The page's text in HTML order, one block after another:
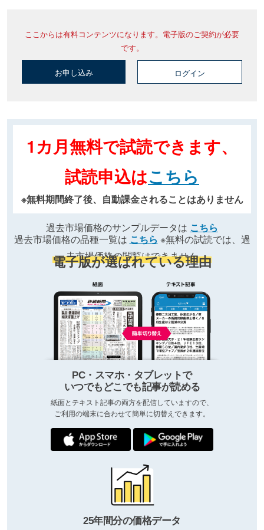
ここからは有料コンテンツになります。電子版のご契約が必要
です。
お申し込み ログイン
1カ月無料で試読できます、
試読申込はこちら
※無料期間終了後、自動課金されることはありません
過去市場価格のサンプルデータは こちら
過去市場価格の品種一覧は こちら ※無料の試読では、過
去市場価格の閲覧はできません
電子版が選ばれている理由
PC・スマホ・タブレットで
いつでもどこでも記事が読める
紙面とテキスト記事の両方を配信していますので、
ご利用の端末に合わせて簡単に切替えできます。
25年間分の価格データ